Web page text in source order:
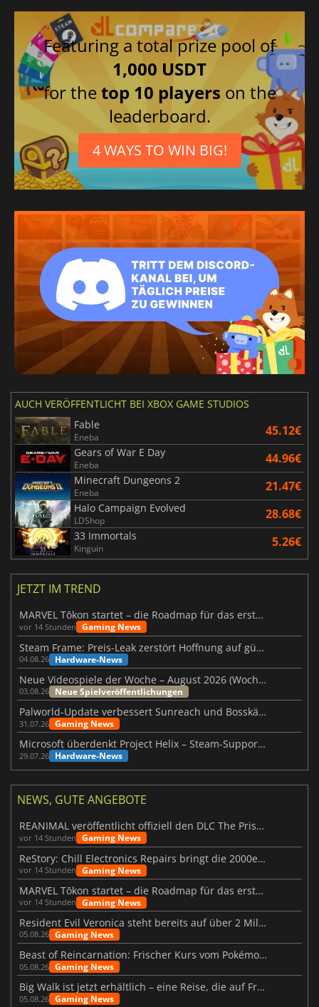
Featuring a total prize pool of
1,000 USDT
for thetop 10 players on the
leaderboard.
4 WAYS TO WIN BIG!
AUCH VERÖFFENTLICHT BEI XBOX GAME STUDIOS
Fable
Eneba 45.12€
Gears of War E Day
Eneba 44.96€
Minecraft Dungeons 2
Eneba 21.47€
Halo Campaign Evolved
LDShop 28.68€
33 Immortals
Kinguin 5.26€
JETZT IM TREND
MARVEL Tōkon startet – die Roadmap für das erste Jahr wurde vorgestellt
vor 14 Stunden Gaming News
Steam Frame: Preis-Leak zerstört Hoffnung auf günstiges VR-Headset
04.08.26 Hardware-News
Neue Videospiele der Woche – August 2026 (Woche 32)
03.08.26 Neue Spielveröffentlichungen
Palworld-Update verbessert Sunreach und Bosskämpfe deutlich
31.07.26 Gaming News
Microsoft überdenkt Project Helix – Steam-Support gefährdet
29.07.26 Hardware-News
NEWS, GUTE ANGEBOTE
REANIMAL veröffentlicht offiziell den DLC The Prisoner
vor 14 Stunden Gaming News
ReStory: Chill Electronics Repairs bringt die 2000er zurück
vor 14 Stunden Gaming News
MARVEL Tōkon startet – die Roadmap für das erste Jahr wurde vorgestellt
vor 14 Stunden Gaming News
Resident Evil Veronica steht bereits auf über 2 Millionen Wunschlisten
05.08.26 Gaming News
Beast of Reincarnation: Frischer Kurs vom Pokémon-Studio
05.08.26 Gaming News
Big Walk ist jetzt erhältlich – eine Reise, die auf Freundschaft basiert
05.08.26 Gaming News